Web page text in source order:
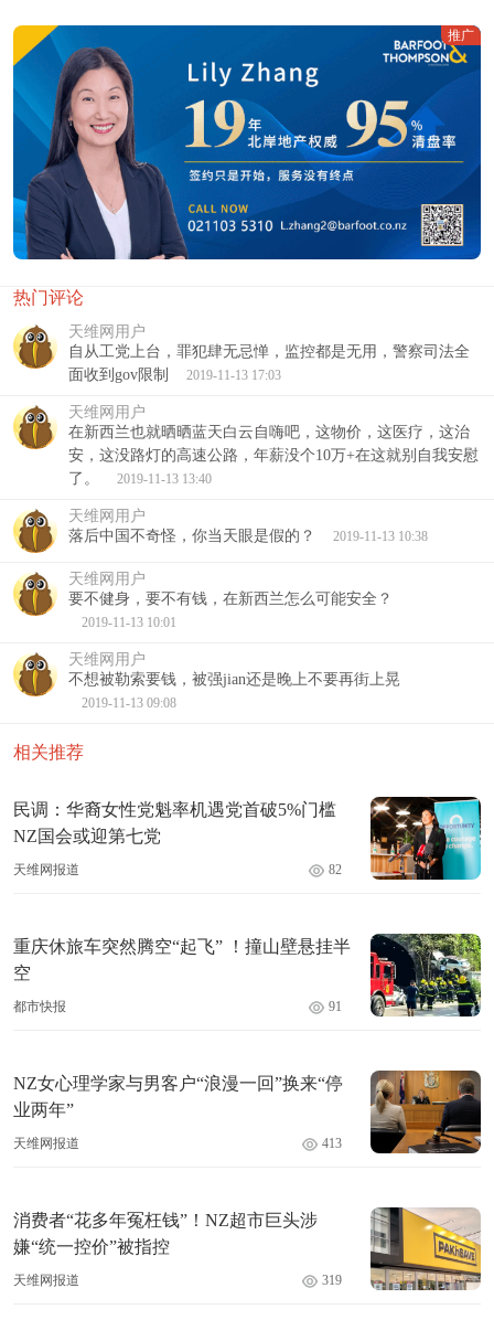
推广
热门评论
天维网用户
自从工党上台，罪犯肆无忌惮，监控都是无用，警察司法全
面收到gov限制
2019-11-13 17:03
天维网用户
在新西兰也就晒晒蓝天白云自嗨吧，这物价，这医疗，这治
安，这没路灯的高速公路，年薪没个10万+在这就别自我安慰
了。
2019-11-13 13:40
天维网用户
落后中国不奇怪，你当天眼是假的？
2019-11-13 10:38
天维网用户
要不健身，要不有钱，在新西兰怎么可能安全？
2019-11-13 10:01
天维网用户
不想被勒索要钱，被强jian还是晚上不要再街上晃
2019-11-13 09:08
相关推荐
民调：华裔女性党魁率机遇党首破5%门槛
NZ国会或迎第七党
天维网报道 82
重庆休旅车突然腾空“起飞” ！撞山壁悬挂半
空
都市快报 91
NZ女心理学家与男客户“浪漫一回”换来“停
业两年”
天维网报道 413
消费者“花多年冤枉钱”！NZ超市巨头涉
嫌“统一控价”被指控
天维网报道 319